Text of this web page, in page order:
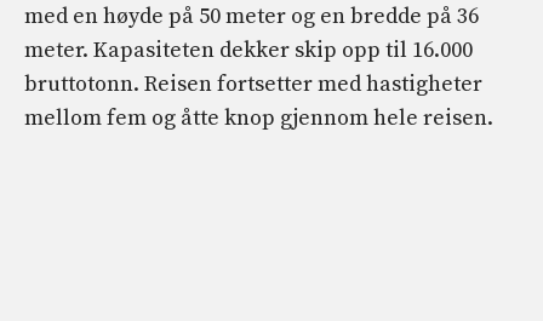
med en høyde på 50 meter og en bredde på 36
meter. Kapasiteten dekker skip opp til 16.000
bruttotonn. Reisen fortsetter med hastigheter
mellom fem og åtte knop gjennom hele reisen.